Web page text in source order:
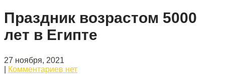
Праздник возрастом 5000
лет в Египте
27 ноября, 2021
Комментариев нет